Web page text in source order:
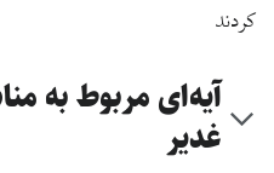
کردند
آیه‌ای مربوط به
غدیر